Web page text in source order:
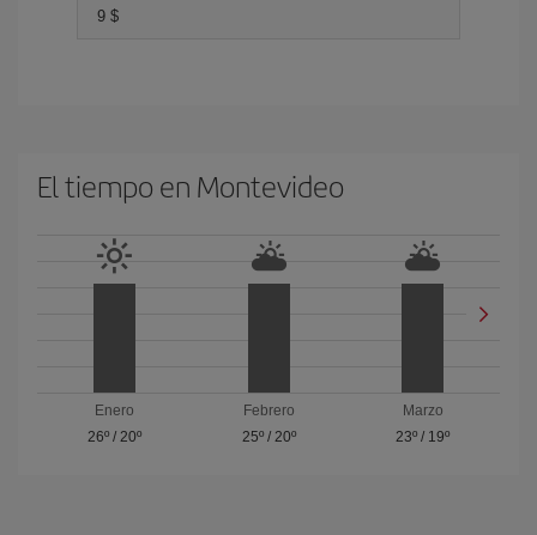
9 $
El tiempo en Montevideo
Enero
26º/ 20º
Febrero
25º/ 20º
Marzo
23º / 19º